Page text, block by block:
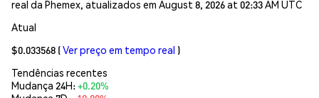
real da Phemex, atualizados em August 8, 2026 at 02:33 AM UTC
Atual
$0.033568 (Ver preço em tempo real )
Tendências recentes
Mudança 24H:+0.20%